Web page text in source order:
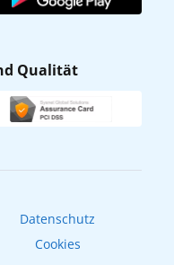
Qualität
Datenschutz
Cookies